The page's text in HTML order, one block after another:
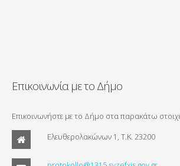
Επικοινωνία με το Δήμο
Επικοινωνήστε με το Δήμο στα παρακάτω
Ελευθερολακώνων 1, Τ.Κ. 23200